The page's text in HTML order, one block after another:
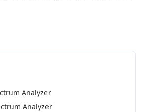
Analyzer
Analyzer